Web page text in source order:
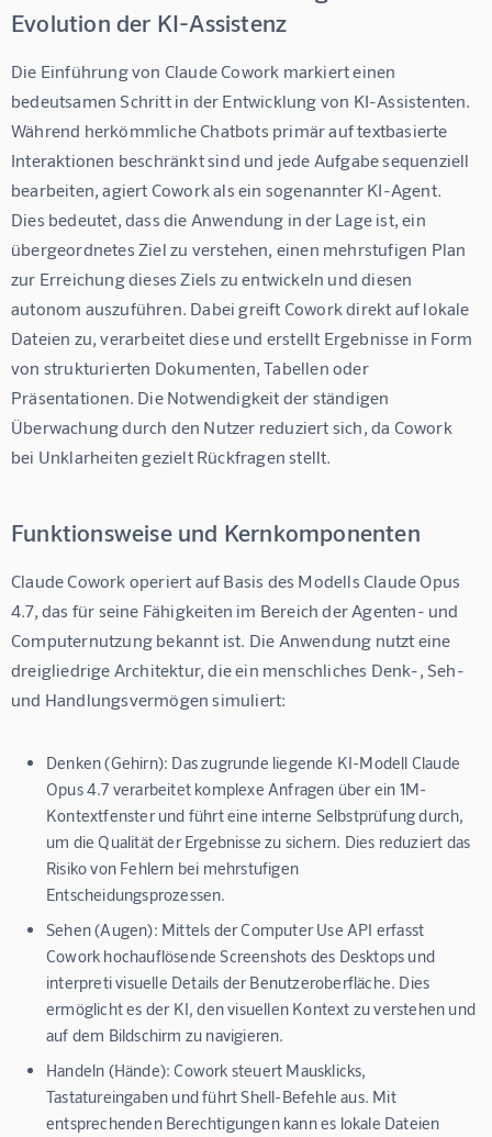
Evolution der KI-Assistenz
Die Einführung von Claude Cowork markiert einen
bedeutsamen Schritt in der Entwicklung von KI-Assistenten.
Während herkömmliche Chatbots primär auf textbasierte
Interaktionen beschränkt sind und jede Aufgabe sequenziell
bearbeiten, agiert Cowork als ein sogenannter KI-Agent.
Dies bedeutet, dass die Anwendung in der Lage ist, ein
übergeordnetes Ziel zu verstehen, einen mehrstufigen Plan
zur Erreichung dieses Ziels zu entwickeln und diesen
autonom auszuführen. Dabei greift Cowork direkt auf lokale
Dateien zu, verarbeitet diese und erstellt Ergebnisse in Form
von strukturierten Dokumenten, Tabellen oder
Präsentationen. Die Notwendigkeit der ständigen
Überwachung durch den Nutzer reduziert sich, da Cowork
bei Unklarheiten gezielt Rückfragen stellt.
Funktionsweise und Kernkomponenten
Claude Cowork operiert auf Basis des Modells Claude Opus
4.7, das für seine Fähigkeiten im Bereich der Agenten- und
Computernutzung bekannt ist. Die Anwendung nutzt eine
dreigliedrige Architektur, die ein menschliches Denk-, Seh-
und Handlungsvermögen simuliert:
Denken (Gehirn): Das zugrunde liegende KI-Modell Claude
Opus 4.7 verarbeitet komplexe Anfragen über ein 1M-
Kontextfenster und führt eine interne Selbstprüfung durch,
um die Qualität der Ergebnisse zu sichern. Dies reduziert das
Risiko von Fehlern bei mehrstufigen
Entscheidungsprozessen.
Sehen (Augen): Mittels der Computer Use API erfasst
Cowork hochauflösende Screenshots des Desktops und
interpreti visuelle Details der Benutzeroberfläche. Dies
ermöglicht es der KI, den visuellen Kontext zu verstehen und
auf dem Bildschirm zu navigieren.
Handeln (Hände): Cowork steuert Mausklicks,
Tastatureingaben und führt Shell-Befehle aus. Mit
entsprechenden Berechtigungen kann es lokale Dateien